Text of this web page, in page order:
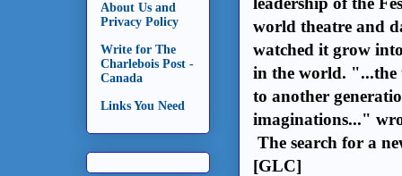
world theatre and
watched it grow
in the world. "...the
to another
imaginations..."
The search for a
[GLC]
About Us and
Privacy Policy
Write for The
Charlebois Post -
Canada
Links You Need